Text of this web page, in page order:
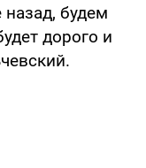
будем
дорого и